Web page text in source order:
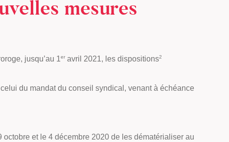
mesures
jusqu’au 1er avril 2021, les dispositions2
du mandat du conseil syndical, venant à échéance
et le 4 décembre 2020 de les dématérialiser au